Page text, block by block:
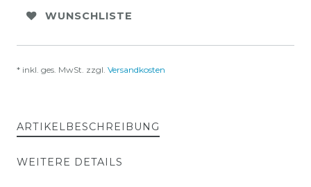
WUNSCHLISTE
* inkl. ges. MwSt. zzgl. Versandkosten
ARTIKELBESCHREIBUNG
WEITERE DETAILS